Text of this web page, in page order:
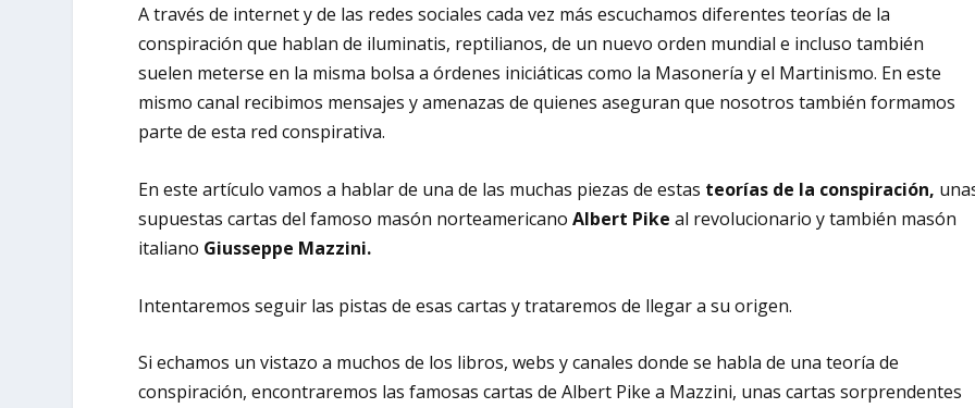
A través de internet y de las redes sociales cada vez más escuchamos diferentes teorías de la
conspiración que hablan de iluminatis, reptilianos, de un nuevo orden mundial e incluso también
suelen meterse en la misma bolsa a órdenes iniciáticas como la Masonería y el Martinismo. En este
mismo canal recibimos mensajes y amenazas de quienes aseguran que nosotros también formamos
parte de esta red conspirativa.
En este artículo vamos a hablar de una de las muchas piezas de estas teorías de la conspiración,
supuestas cartas del famoso masón norteamericanoAlbert Pike al revolucionario y también masón
italiano Giusseppe Mazzini.
Intentaremos seguir las pistas de esas cartas y trataremos de llegar a su origen.
Si echamos un vistazo a muchos de los libros, webs y canales donde se habla de una teoría de
conspiración, encontraremos las famosas cartas de Albert Pike a Mazzini, unas cartas sorprendentes